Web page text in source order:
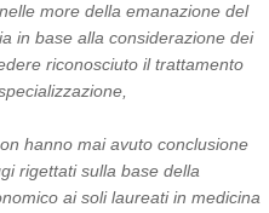
more della emanazione del
in base alla considerazione dei
riconosciuto il trattamento
hanno mai avuto conclusione
rigettati sulla base della
ai soli laureati in medicina